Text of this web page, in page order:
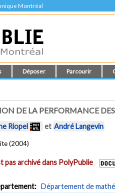
Montréal
Déposer Parcourir
DE LA PERFORMANCE
Riopel et André Langevin
(2004)
pas archivé dans PolyPublie
Département de